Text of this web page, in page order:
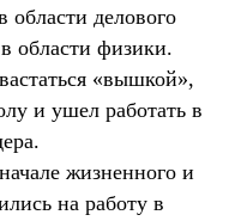
области делового
области физики.
«вышкой»,
и ушел работать в
жизненного и
на работу в